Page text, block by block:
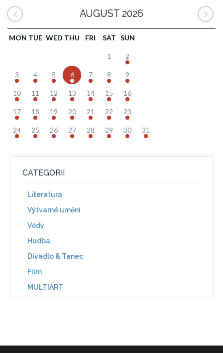
AUGUST 2026
MON TUE WED THU FRI SAT SUN
1 2
3 4 5 6 7 8 9
10 11 12 13 14 15 16
17 18 19 20 21 22 23
24 25 26 27 28 29 30 31
CATEGORII
Literatura
Výtvarné umění
Vědy
Hudba
Divadlo & Tanec
Film
MULTIART